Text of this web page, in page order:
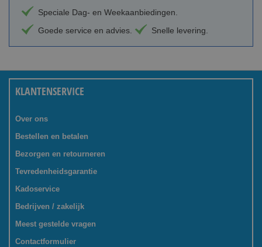
Speciale Dag- en Weekaanbiedingen.
Goede service en advies.
Snelle levering.
KLANTENSERVICE
Over ons
Bestellen en betalen
Bezorgen en retourneren
Tevredenheidsgarantie
Kadoservice
Bedrijven / zakelijk
Meest gestelde vragen
Contactformulier